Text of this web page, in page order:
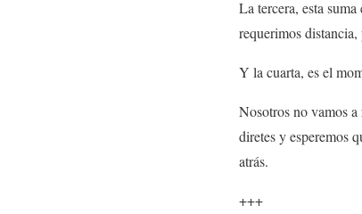
La tercera, esta
requerimos
Y la cuarta, es el
Nosotros no vamos
diretes y esperemos
atrás.
+++